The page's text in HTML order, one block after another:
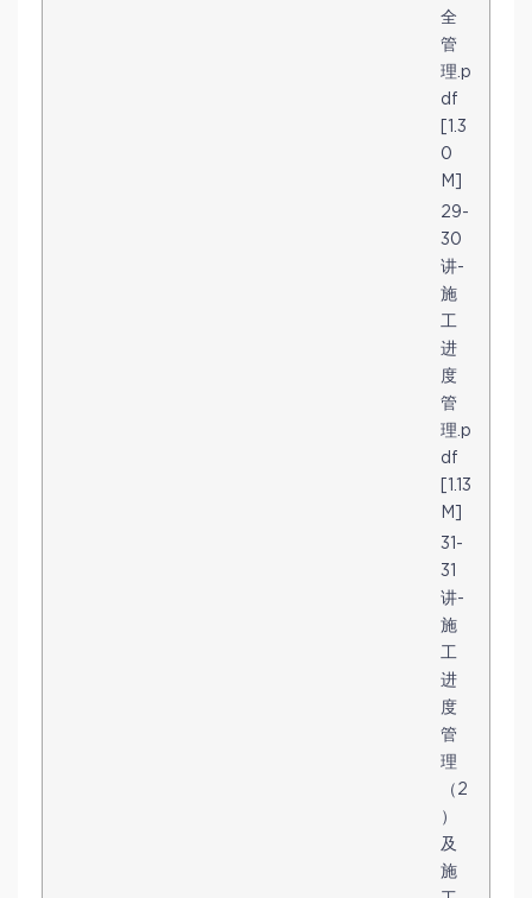
全
管
理.p
df
[1.3
0
M]
29-
30
讲-
施
工
进
度
管
理.p
df
[1.13
M]
31-
31
讲-
施
工
进
度
管
理
（2
）
及
施